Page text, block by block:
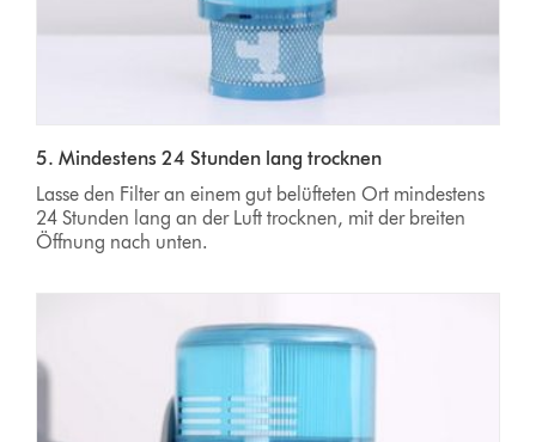
5. Mindestens 24 Stunden lang trocknen
Lasse den Filter an einem gut belüfteten Ort mindestens
24 Stunden lang an der Luft trocknen, mit der breiten
Öffnung nach unten.